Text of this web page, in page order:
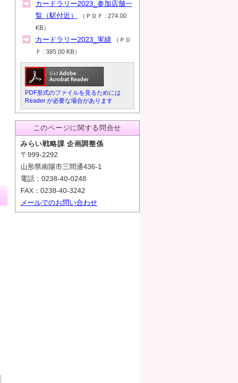
カードラリー2023_参加店舗一
覧（駅付近）
（ ＰＤＦ
274.00
KB）
カードラリー2023_実績 （ ＰＤ
Ｆ
385.00 KB）
PDF形式のファイルを見るためには
Reader が必要な場合があります
このページに関する問合せ
みらい戦略課 企画調整係
〒999-2292
山形県南陽市三間通436-1
電話：0238-40-0248
FAX：0238-40-3242
メールでのお問い合わせ